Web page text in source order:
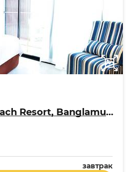
Golden Dragon Beach Resort, Banglamung
завтрак